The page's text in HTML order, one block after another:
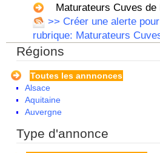
Maturateurs Cuves
>> Créer une alerte
rubrique: Maturateurs
Régions
Toutes les annnonces
Alsace
Aquitaine
Auvergne
Bourgogne
Type d'annonce